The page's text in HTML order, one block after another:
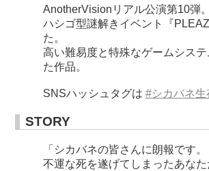
AnotherVisionリアル公演第10弾。
ハシゴ型謎解きイベント『
た。
高い難易度と特殊なゲームシス
た作品。
SNSハッシュタグは #シカバネ生
STORY
「シカバネの皆さんに朗報です。
不運な死を遂げてしまったあな